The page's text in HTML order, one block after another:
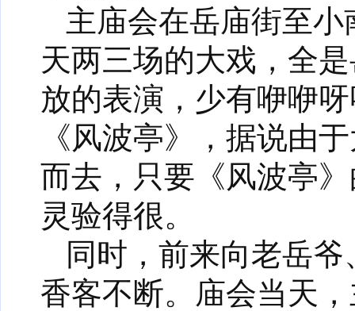
主庙会在岳庙街至
天两三场的大戏，全
放的表演，少有咿咿
《风波亭》，据说由
而去，只要《风波亭
灵验得很。
同时，前来向老岳
香客不断。庙会当天